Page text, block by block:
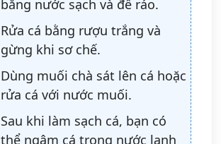
bằng nước sạch và đề ráo.
Rửa cá bằng rượu trắng và
gừng khi sơ chế.
Dùng muối chà sát lên cá hoặc
rửa cá với nước muối.
Sau khi làm sạch cá, bạn có
thể ngâm cá trong nước lạnh